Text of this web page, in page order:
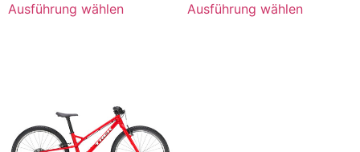
Ausführung wählen Ausführung wählen